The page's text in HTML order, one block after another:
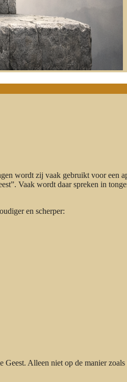
wordt zij vaak gebruikt voor een
Vaak wordt daar spreken in
en scherper:
Alleen niet op de manier zoals